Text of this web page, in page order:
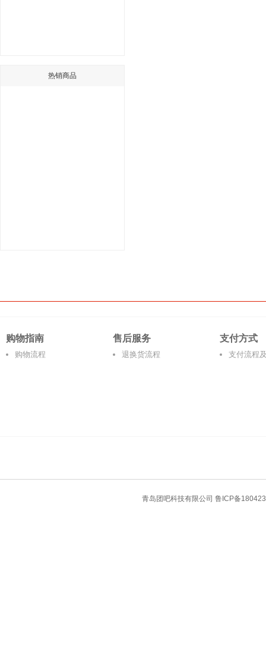
热销商品
购物指南
购物流程
售后服务
退换货流程
支付方式
支付流程
青岛团吧科技有限公司 鲁ICP备